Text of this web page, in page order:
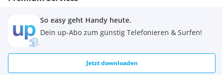
So easy geht Handy heute.
Dein up-Abo zum günstig Telefonieren & Surfen!
Jetzt downloaden